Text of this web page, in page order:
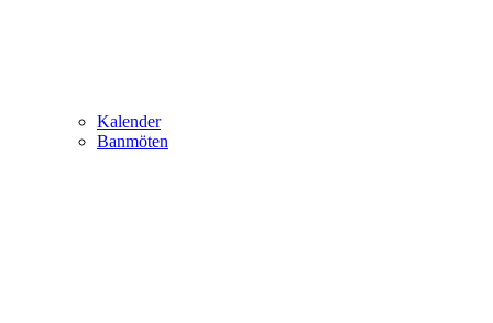
Kalender
Banmöten